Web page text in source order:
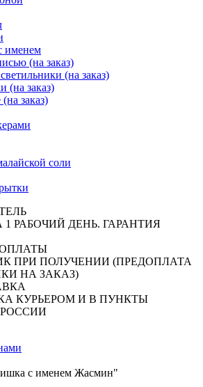
именем
(на заказ)
(на заказ)
(на заказ)
заказ)
соли
РАБОЧИЙ ДЕНЬ. ГАРАНТИЯ
ПРИ ПОЛУЧЕНИИ (ПРЕДОПЛАТА
НА ЗАКАЗ)
КУРЬЕРОМ И В ПУНКТЫ
с именем Жасмин"